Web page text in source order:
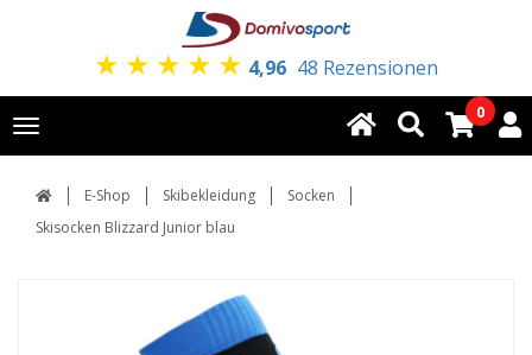
★ ★ ★ ★ ★ 4,96 48 Rezensionen
Toggle
navigation
0
E-Shop Skibekleidung
Socken
Skisocken Blizzard Junior blau